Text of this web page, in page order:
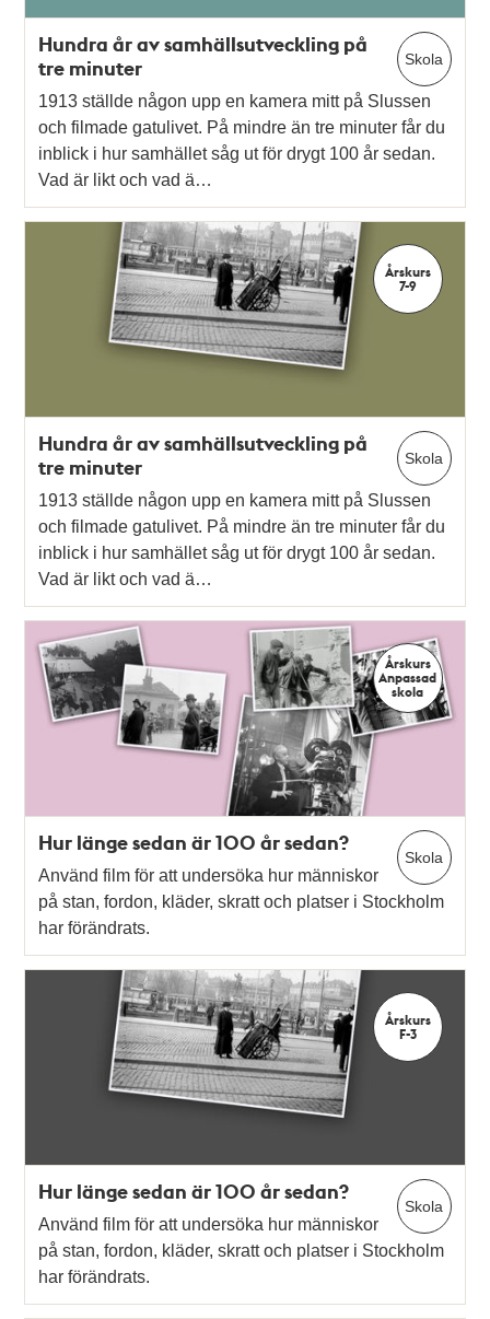
Skola
Hundra år av samhällsutveckling på
tre minuter
1913 ställde någon upp en kamera mitt på Slussen
och filmade gatulivet. På mindre än tre minuter får du
inblick i hur samhället såg ut för drygt 100 år sedan.
Vad är likt och vad ä…
Årskurs
7-9
Skola
Hundra år av samhällsutveckling på
tre minuter
1913 ställde någon upp en kamera mitt på Slussen
och filmade gatulivet. På mindre än tre minuter får du
inblick i hur samhället såg ut för drygt 100 år sedan.
Vad är likt och vad ä…
Årskurs
Anpassad
skola
Skola
Hur länge sedan är 100 år sedan?
Använd film för att undersöka hur människor
på stan, fordon, kläder, skratt och platser i Stockholm
har förändrats.
Årskurs
F-3
Skola
Hur länge sedan är 100 år sedan?
Använd film för att undersöka hur människor
på stan, fordon, kläder, skratt och platser i Stockholm
har förändrats.